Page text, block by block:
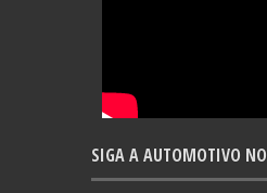
SIGA A AUTOMOTIVO